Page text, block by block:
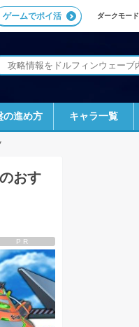
ダークモード
ゲームでポイ活
の進め方 キャラ一覧
おす
PR